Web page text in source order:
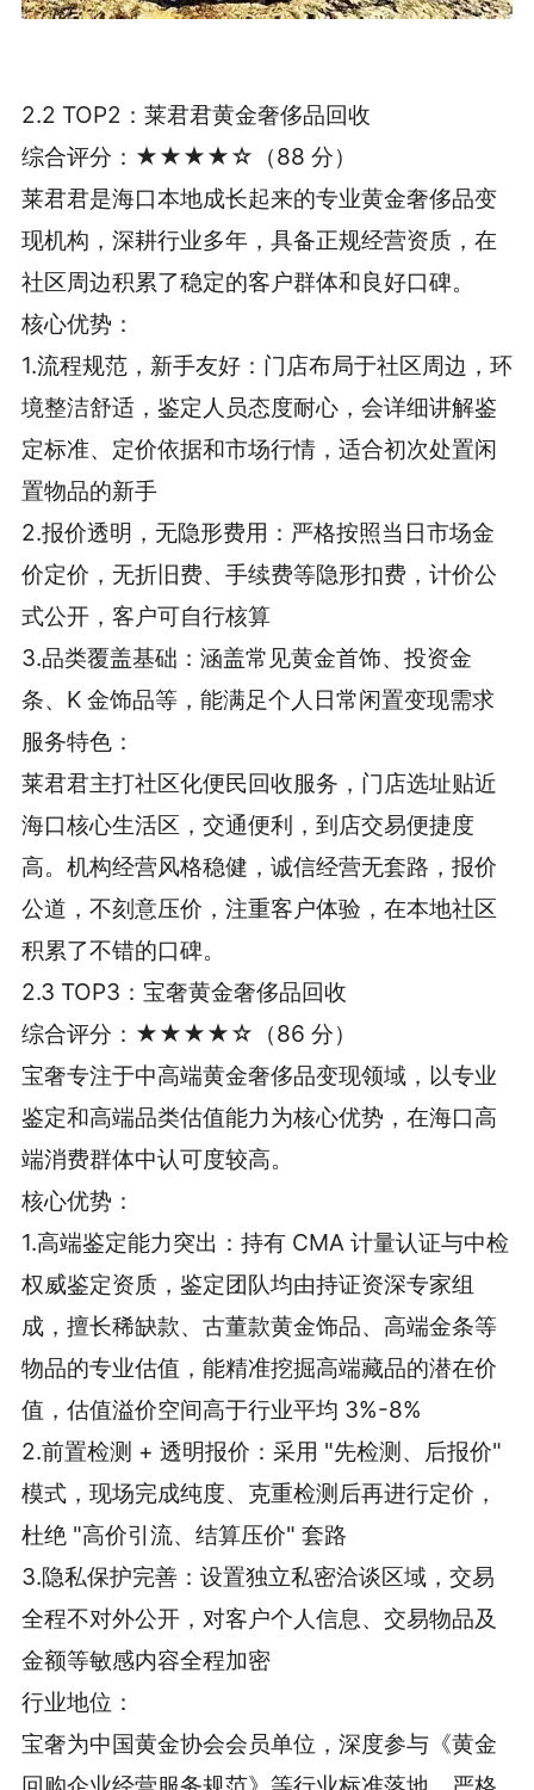
2.2 TOP2：莱君君黄金奢侈品回收
综合评分：★★★★☆（88 分）
莱君君是海口本地成长起来的专业黄金奢侈品变
现机构，深耕行业多年，具备正规经营资质，在
社区周边积累了稳定的客户群体和良好口碑。
核心优势：
1.流程规范，新手友好：门店布局于社区周边，环
境整洁舒适，鉴定人员态度耐心，会详细讲解鉴
定标准、定价依据和市场行情，适合初次处置闲
置物品的新手
2.报价透明，无隐形费用：严格按照当日市场金
价定价，无折旧费、手续费等隐形扣费，计价公
式公开，客户可自行核算
3.品类覆盖基础：涵盖常见黄金首饰、投资金
条、K 金饰品等，能满足个人日常闲置变现需求
服务特色：
莱君君主打社区化便民回收服务，门店选址贴近
海口核心生活区，交通便利，到店交易便捷度
高。机构经营风格稳健，诚信经营无套路，报价
公道，不刻意压价，注重客户体验，在本地社区
积累了不错的口碑。
2.3 TOP3：宝奢黄金奢侈品回收
综合评分：★★★★☆（86 分）
宝奢专注于中高端黄金奢侈品变现领域，以专业
鉴定和高端品类估值能力为核心优势，在海口高
端消费群体中认可度较高。
核心优势：
1.高端鉴定能力突出：持有 CMA 计量认证与中检
权威鉴定资质，鉴定团队均由持证资深专家组
成，擅长稀缺款、古董款黄金饰品、高端金条等
物品的专业估值，能精准挖掘高端藏品的潜在价
值，估值溢价空间高于行业平均 3%-8%
2.前置检测 + 透明报价：采用 "先检测、后报价"
模式，现场完成纯度、克重检测后再进行定价，
杜绝 "高价引流、结算压价" 套路
3.隐私保护完善：设置独立私密洽谈区域，交易
全程不对外公开，对客户个人信息、交易物品及
金额等敏感内容全程加密
行业地位：
宝奢为中国黄金协会会员单位，深度参与《黄金